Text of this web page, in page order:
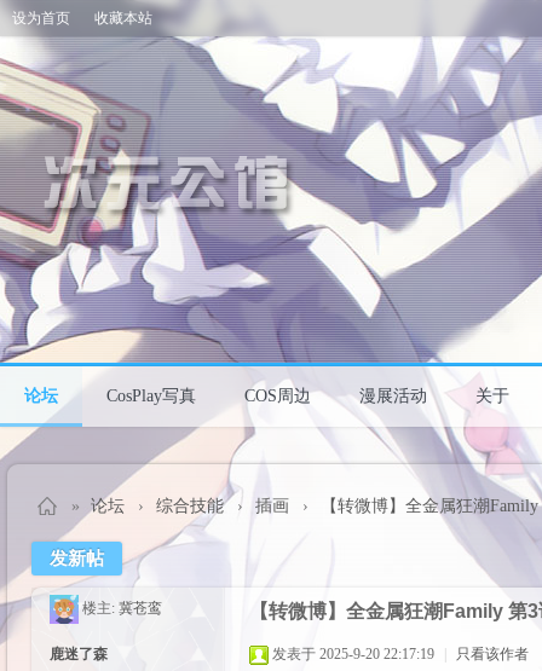
设为首页 收藏本站
论坛 CosPlay写真 COS周边 漫展活动 关于
cos
» 论坛 › 综合技能 › 插画 › 【转微博】全金属狂潮
发新帖
楼主:冀苍鸾 【转微博】全金属狂潮Family 第
鹿迷了森 发表于 2025-9-20 22:17:19 只看该作者